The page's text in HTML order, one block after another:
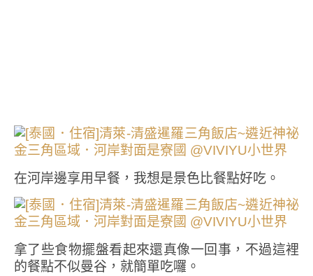
在河岸邊享用早餐，我想是景色比餐點好吃。
拿了些食物擺盤看起來還真像一回事，不過這裡
的餐點不似曼谷，就簡單吃囉。